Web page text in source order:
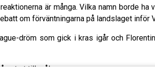
är många. Vilka namn borde
om förväntningarna på landslaget inför
dröm som gick i kras igår och